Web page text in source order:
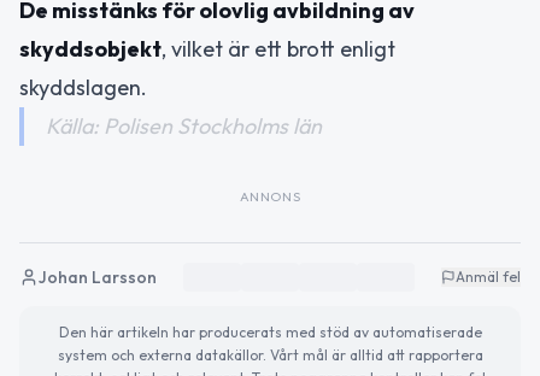
De misstänks för olovlig avbildning av
skyddsobjekt, vilket är ett brott enligt
skyddslagen.
Källa: Polisen Stockholms län
ANNONS
Johan Larsson Anmäl fel
Den här artikeln har producerats med stöd av automatiserade
system och externa datakällor. Vårt mål är alltid att rapportera